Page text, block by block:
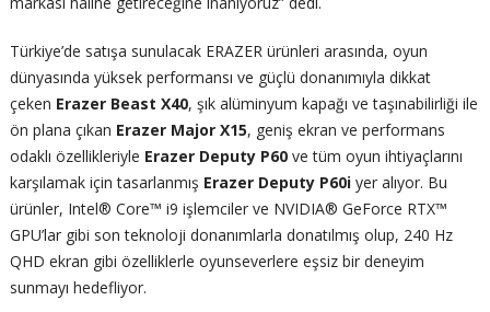
Türkiye’de satışa sunulacak ERAZER ürünleri arasında, oyun
dünyasında yüksek performansı ve güçlü donanımıyla dikkat
çeken Erazer Beast X40, şık alüminyum kapağı ve taşınabilirliği ile
ön plana çıkan Erazer Major X15, geniş ekran ve performans
odaklı özellikleriyle Erazer Deputy P60ve tüm oyun ihtiyaçlarını
karşılamak için tasarlanmış Erazer Deputy P60iyer alıyor. Bu
ürünler, Intel® Core™ i9 işlemciler ve NVIDIA® GeForce RTX™
GPU’lar gibi son teknoloji donanımlarla donatılmış olup, 240 Hz
QHD ekran gibi özelliklerle oyunseverlere eşsiz bir deneyim
sunmayı hedefliyor.